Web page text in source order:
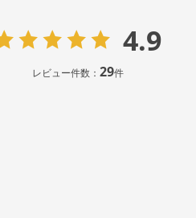
4.9
レビュー件数： 29件